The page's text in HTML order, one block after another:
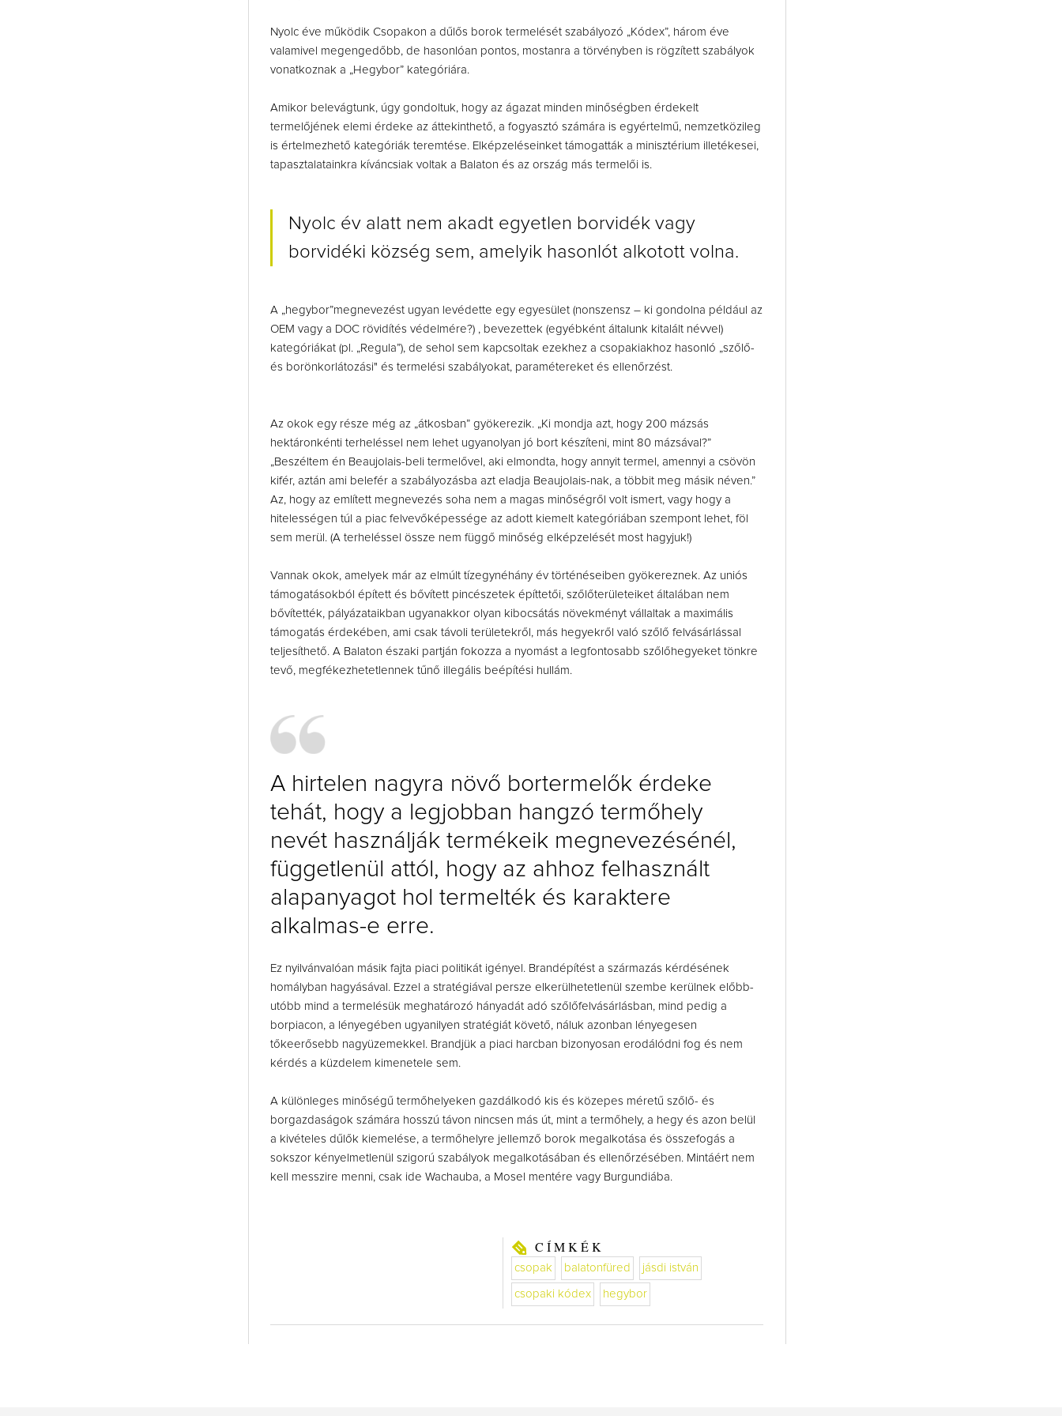
Nyolc éve működik Csopakon a dűlős borok termelését szabályozó „Kódex”, három éve
valamivel megengedőbb, de hasonlóan pontos, mostanra a törvényben is rögzített szabályok
vonatkoznak a „Hegybor” kategóriára.
Amikor belevágtunk, úgy gondoltuk, hogy az ágazat minden minőségben érdekelt
termelőjének elemi érdeke az áttekinthető, a fogyasztó számára is egyértelmű, nemzetközileg
is értelmezhető kategóriák teremtése. Elképzeléseinket támogatták a minisztérium illetékesei,
tapasztalatainkra kíváncsiak voltak a Balaton és az ország más termelői is.
Nyolc év alatt nem akadt egyetlen borvidék vagy
borvidéki község sem, amelyik hasonlót alkotott volna.
A „hegybor”megnevezést ugyan levédette egy egyesület (nonszensz – ki gondolna például az
OEM vagy a DOC rövidítés védelmére?) , bevezettek (egyébként általunk kitalált névvel)
kategóriákat (pl. „Regula”), de sehol sem kapcsoltak ezekhez a csopakiakhoz hasonló „szőlő-
és borönkorlátozási" és termelési szabályokat, paramétereket és ellenőrzést.
Az okok egy része még az „átkosban” gyökerezik. „Ki mondja azt, hogy 200 mázsás
hektáronkénti terheléssel nem lehet ugyanolyan jó bort készíteni, mint 80 mázsával?”
„Beszéltem én Beaujolais-beli termelővel, aki elmondta, hogy annyit termel, amennyi a csövön
kifér, aztán ami belefér a szabályozásba azt eladja Beaujolais-nak, a többit meg másik néven.”
Az, hogy az említett megnevezés soha nem a magas minőségről volt ismert, vagy hogy a
hitelességen túl a piac felvevőképessége az adott kiemelt kategóriában szempont lehet, föl
sem merül. (A terheléssel össze nem függő minőség elképzelését most hagyjuk!)
Vannak okok, amelyek már az elmúlt tízegynéhány év történéseiben gyökereznek. Az uniós
támogatásokból épített és bővített pincészetek építtetői, szőlőterületeiket általában nem
bővítették, pályázataikban ugyanakkor olyan kibocsátás növekményt vállaltak a maximális
támogatás érdekében, ami csak távoli területekről, más hegyekről való szőlő felvásárlással
teljesíthető. A Balaton északi partján fokozza a nyomást a legfontosabb szőlőhegyeket tönkre
tevő, megfékezhetetlennek tűnő illegális beépítési hullám.
A hirtelen nagyra növő bortermelők érdeke
tehát, hogy a legjobban hangzó termőhely
nevét használják termékeik megnevezésénél,
függetlenül attól, hogy az ahhoz felhasznált
alapanyagot hol termelték és karaktere
alkalmas-e erre.
Ez nyilvánvalóan másik fajta piaci politikát igényel. Brandépítést a származás kérdésének
homályban hagyásával. Ezzel a stratégiával persze elkerülhetetlenül szembe kerülnek előbb-
utóbb mind a termelésük meghatározó hányadát adó szőlőfelvásárlásban, mind pedig a
borpiacon, a lényegében ugyanilyen stratégiát követő, náluk azonban lényegesen
tőkeerősebb nagyüzemekkel. Brandjük a piaci harcban bizonyosan erodálódni fog és nem
kérdés a küzdelem kimenetele sem.
A különleges minőségű termőhelyeken gazdálkodó kis és közepes méretű szőlő- és
borgazdaságok számára hosszú távon nincsen más út, mint a termőhely, a hegy és azon belül
a kivételes dűlők kiemelése, a termőhelyre jellemző borok megalkotása és összefogás a
sokszor kényelmetlenül szigorú szabályok megalkotásában és ellenőrzésében. Mintáért nem
kell messzire menni, csak ide Wachauba, a Mosel mentére vagy Burgundiába.
CÍMKÉK
csopak balatonfüred jásdi istván
csopaki kódex hegybor